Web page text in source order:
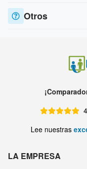
Otros
Lee nuestras
LA EMPRESA